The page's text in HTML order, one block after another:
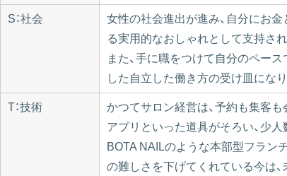
S：社会
女性の社会進出が進み、自分にお
る実用的なおしゃれとして支持され
また、手に職をつけて自分のペー
した自立した働き方の受け皿にな
T：技術
かつてサロン経営は、予約も集客
アプリといった道具がそろい、少
BOTA NAILのような本部型フラン
の難しさを下げてくれている今は